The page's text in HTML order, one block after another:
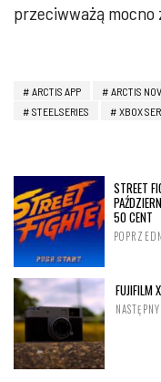
przeciwważą mocno
ARCTIS APP ARCTIS
STEELSERIES
XBOX
STREET
50 CENT
FUJIFILM